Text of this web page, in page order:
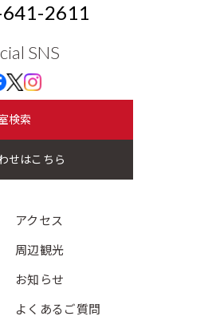
2611
SNS
検索
せはこちら
アクセス
周辺観光
お知らせ
よくある ご質問